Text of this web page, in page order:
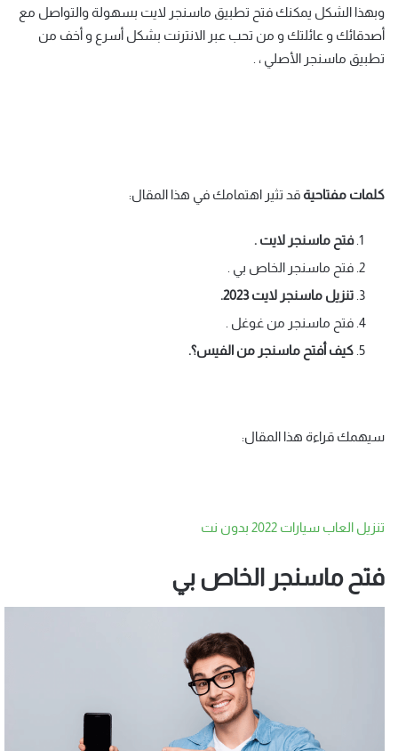
وبهذا الشكل يمكنك فتح تطبيق ماسنجر لايت بسهولة والتواصل مع
أصدقائك و عائلتك و من تحب عبر الانترنت بشكل أسرع و أخف من
تطبيق ماسنجر الأصلي ، .
كلمات مفتاحيةقد تثير اهتمامك في هذا المقال:
فتح ماسنجر لايت .
فتح ماسنجر الخاص بي .
تنزيل ماسنجر لايت2023
.
فتح ماسنجر من غوغل .
كيف أفتح ماسنجر من الفيس؟.
سيهمك قراءة هذا المقال:
تنزيل العاب سيارات 2022 بدون نت
فتح ماسنجر الخاص بي